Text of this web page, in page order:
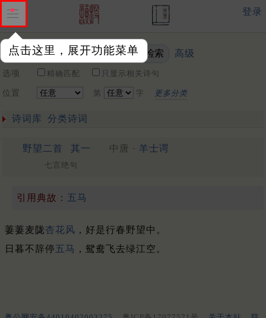
点击这里，展开功能菜单
登录
关键词 高级
选项 精确匹配 只显示相关诗句
位置 第 字 更多分类
诗词库 分类诗词
野望二首 其一 中唐 · 羊士谔
七言绝句
引用典故： 五马
萋萋麦陇杏花风 ，好是行春野望中。
日暮不辞停五马 ，鸳鸯飞去绿江空。